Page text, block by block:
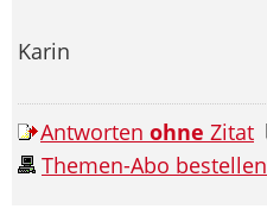
Karin
Antworten ohne Zitat
Themen-Abo bestellen